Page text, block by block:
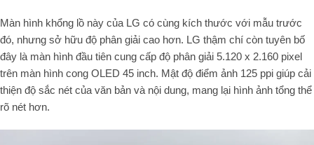
Màn hình khổng lồ này của LG có cùng kích thước với mẫu trước
đó, nhưng sở hữu độ phân giải cao hơn. LG thậm chí còn tuyên bố
đây là màn hình đầu tiên cung cấp độ phân giải 5.120 x 2.160 pixel
trên màn hình cong OLED 45 inch. Mật độ điểm ảnh 125 ppi giúp cải
thiện độ sắc nét của văn bản và nội dung, mang lại hình ảnh tổng thể
rõ nét hơn.